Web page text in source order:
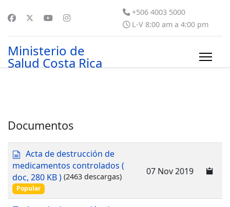
+506 4003 5000
L-V 8:00 am a 4:00 pm
Ministerio de
Salud Costa Rica
Documentos
d
o
c
u
m
Acta de destrucción de
medicamentos controlados (
doc, 280 KB ) (2463 descargas)
Popular
07 Nov 2019